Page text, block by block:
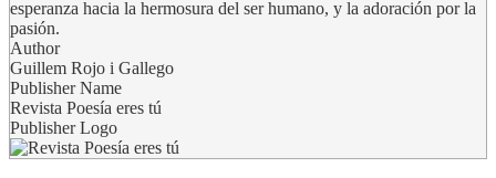
esperanza hacia la hermosura del ser humano, y la adoración por la
pasión.
Author
Guillem Rojo i Gallego
Publisher Name
Revista Poesía eres tú
Publisher Logo